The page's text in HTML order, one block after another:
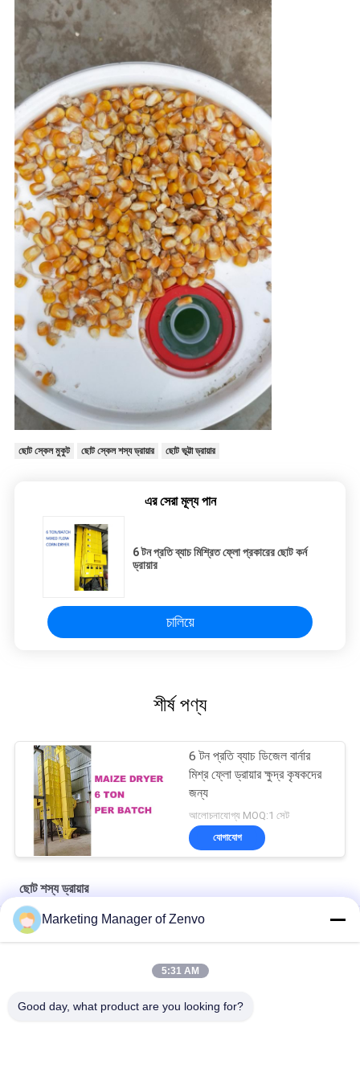
ছোট স্কেল মুকুট ছোট স্কেল শস্য ড্রায়ার ছোট ভূট্টা ড্রায়ার
এর সেরা মূল্য পান
6 টন প্রতি ব্যাচ মিশ্রিত ফ্লো প্রকারের ছোট কর্ন
ড্রায়ার
চালিয়ে
শীর্ষ পণ্য
6 টন প্রতি ব্যাচ ডিজেল বার্নার
মিশ্র ফ্লো ড্রায়ার ক্ষুদ্র কৃষকদের
জন্য
আলোচনাযোগ্য MOQ:1 সেট
যোগাযোগ
ছোট শস্য ড্রায়ার
৬-টন স্মার্ট শস্য ড্রায়ার, ছোট খামারগুলির জন্য ডিজাইন করা, কম খরচে উচ্চ রিটার্ন।
Marketing Manager of Zenvo
5:31 AM
Good day, what product are you looking for?